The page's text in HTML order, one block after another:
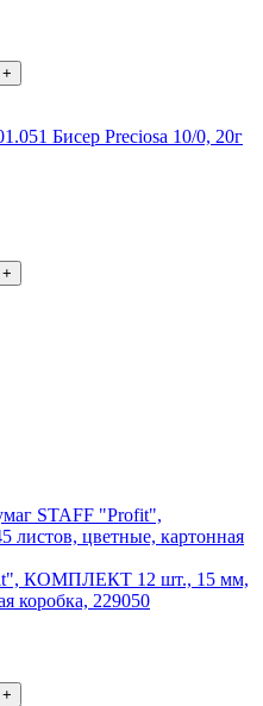
+
+
КОМПЛЕКТ 12 шт., 15 мм,
коробка, 229050
+